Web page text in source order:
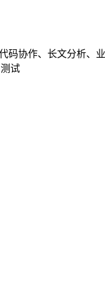
协作、长文分析、
试